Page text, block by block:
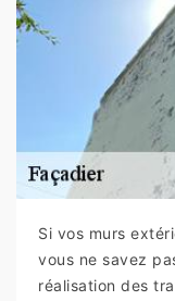
Si vos murs
vous ne savez
réalisation des